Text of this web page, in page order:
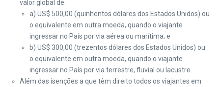
valor global de:
a) US$ 500,00 (quinhentos dólares dos Estados Unidos) ou
o equivalente em outra moeda, quando o viajante
ingressar no País por via aérea ou marítima; e
b) US$ 300,00 (trezentos dólares dos Estados Unidos) ou
o equivalente em outra moeda, quando o viajante
ingressar no País por via terrestre, fluvial ou lacustre.
Além das isenções a que têm direito todos os viajantes em